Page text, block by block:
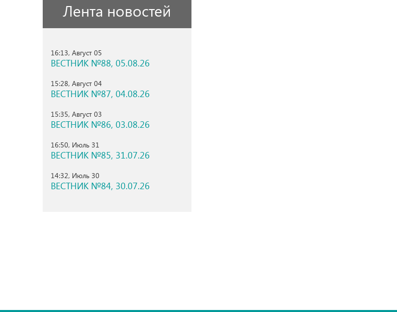
Лента новостей
16:13, Август 05
ВЕСТНИК №88, 05.08.26
15:28, Август 04
ВЕСТНИК №87, 04.08.26
15:35, Август 03
ВЕСТНИК №86, 03.08.26
16:50, Июль 31
ВЕСТНИК №85, 31.07.26
14:32, Июль 30
ВЕСТНИК №84, 30.07.26